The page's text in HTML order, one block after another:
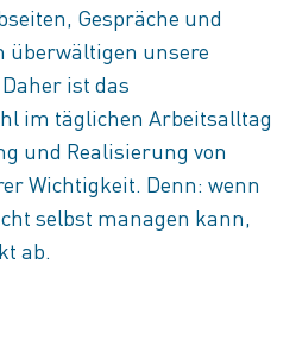
Gespräche und
überwältigen unsere
ist das
im täglichen Arbeitsalltag
und Realisierung von
Wichtigkeit. Denn: wenn
selbst managen kann,
ab.